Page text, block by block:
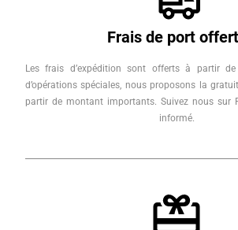
Frais de port
Les frais d’expédition sont offerts à partir
d’opérations spéciales, nous proposons la
partir de montant importants. Suivez nous sur
informé.